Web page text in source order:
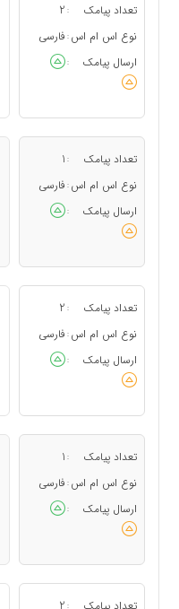
تعداد پیامک :
2
نوع اس ام اس : فارسی
ارسال پیامک
:
تعداد پیامک :
1
نوع اس ام اس : فارسی
ارسال پیامک
:
تعداد پیامک :
2
نوع اس ام اس : فارسی
ارسال پیامک
:
تعداد پیامک :
1
نوع اس ام اس : فارسی
ارسال پیامک
:
: